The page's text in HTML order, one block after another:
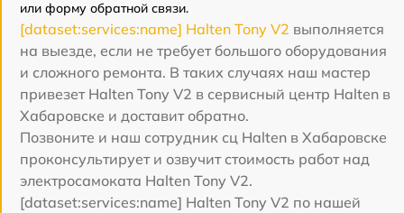
или форму обратной связи.
[dataset:services:name] Halten Tony V2 выполняется
на выезде, если не требует большого оборудования
и сложного ремонта. В таких случаях наш мастер
привезет Halten Tony V2 в сервисный центр Halten в
Хабаровске и доставит обратно.
Позвоните и наш сотрудник сц Halten в Хабаровске
проконсультирует и озвучит стоимость работ над
электросамоката Halten Tony V2.
[dataset:services:name] Halten Tony V2 по нашей